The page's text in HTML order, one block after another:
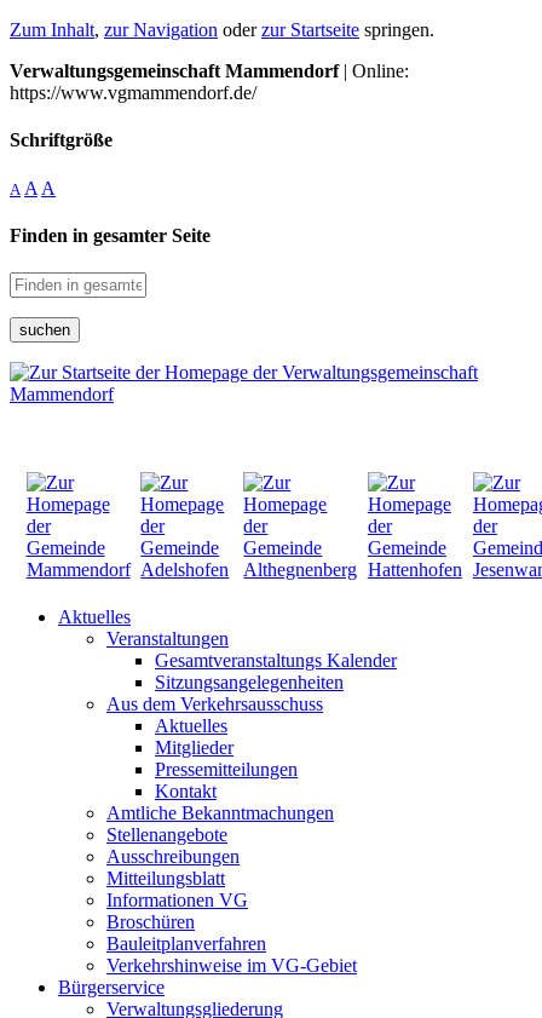
Zum Inhalt, zur Navigation oderzur Startseite springen.
Verwaltungsgemeinschaft Mammendorf| Online:
https://www.vgmammendorf.de/
Schriftgröße
A A A
Finden in gesamter Seite
suchen
Aktuelles
Veranstaltungen
Gesamtveranstaltungs Kalender
Sitzungsangelegenheiten
Aus dem Verkehrsausschuss
Aktuelles
Mitglieder
Pressemitteilungen
Kontakt
Amtliche Bekanntmachungen
Stellenangebote
Ausschreibungen
Mitteilungsblatt
Informationen VG
Broschüren
Bauleitplanverfahren
Verkehrshinweise im VG-Gebiet
Bürgerservice
Verwaltungsgliederung